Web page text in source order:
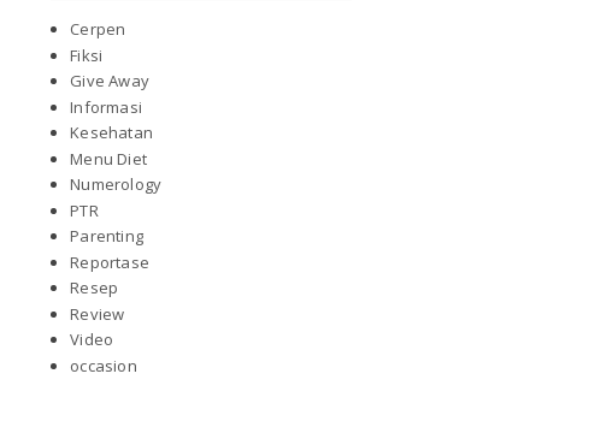
Cerpen
Fiksi
Give Away
Informasi
Kesehatan
Menu Diet
Numerology
PTR
Parenting
Reportase
Resep
Review
Video
occasion